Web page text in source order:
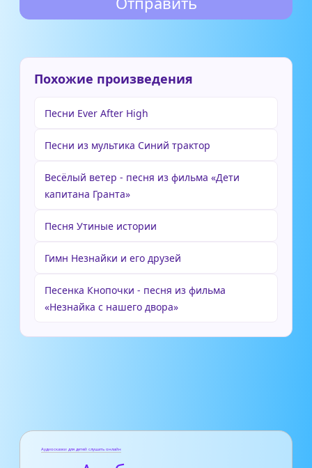
Похожие произведения
Песни Ever After High
Песни из мультика Синий трактор
Весёлый ветер - песня из фильма «Дети
капитана Гранта»
Песня Утиные истории
Гимн Незнайки и его друзей
Песенка Кнопочки - песня из фильма
«Незнайка с нашего двора»
Аудиосказки для детей слушать онлайн